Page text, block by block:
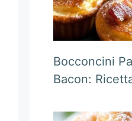
Bocconcini
Bacon: